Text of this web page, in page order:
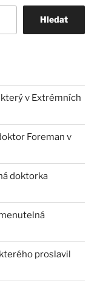
Hledat
v Extrémních
Foreman v
doktorka
proslavil